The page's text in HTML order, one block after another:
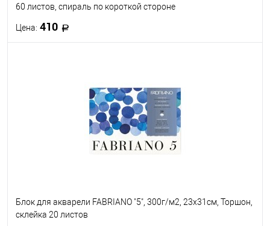
60 листов, спираль по короткой стороне
Цена: 410
Под заказ
Блок для акварели FABRIANO "5", 300г/м2, 23x31см, Торшон,
склейка 20 листов